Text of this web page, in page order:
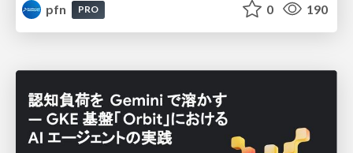
pfn
PRO 0 190